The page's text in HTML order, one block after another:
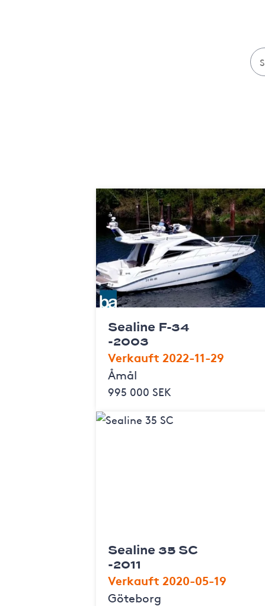
Sealine F-34
-2003
Verkauft 2022-11-29
Åmål
995 000 SEK
Sealine 35 SC
-2011
Verkauft 2020-05-19
Göteborg